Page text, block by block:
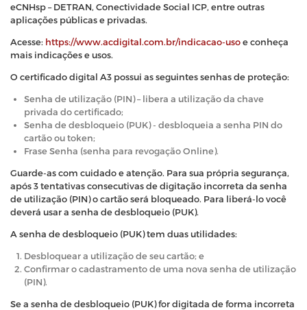
eCNHsp – DETRAN, Conectividade Social ICP, entre outras
aplicações públicas e privadas.
Acesse: https://www.acdigital.com.br/indicacao-usoe conheça
mais indicações e usos.
O certificado digital A3 possui as seguintes senhas de proteção:
Senha de utilização (PIN) – libera a utilização da chave
privada do certificado;
Senha de desbloqueio (PUK) - desbloqueia a senha PIN do
cartão ou token;
Frase Senha (senha para revogação Online).
Guarde-as com cuidado e atenção. Para sua própria segurança,
após 3 tentativas consecutivas de digitação incorreta da senha
de utilização (PIN) o cartão será bloqueado. Para liberá-lo você
deverá usar a senha de desbloqueio (PUK).
A senha de desbloqueio (PUK) tem duas utilidades:
Desbloquear a utilização de seu cartão; e
Confirmar o cadastramento de uma nova senha de utilização
(PIN).
Se a senha de desbloqueio (PUK) for digitada de forma incorreta